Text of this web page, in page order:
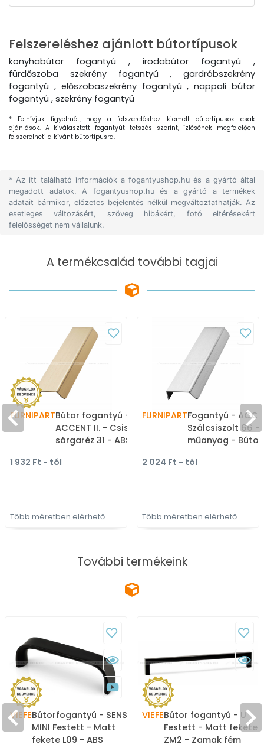
Felszereléshez ajánlott bútortípusok
konyhabútor fogantyú , irodabútor fogantyú ,
fürdőszoba szekrény fogantyú , gardróbszekrény
fogantyú , előszobaszekrény fogantyú , nappali bútor
fogantyú , szekrény fogantyú
* Felhívjuk figyelmét, hogy a felszereléshez kiemelt bútortípusok csak
ajánlások. A kiválasztott fogantyút tetszés szerint, ízlésének megfelelően
felszerelheti a kívánt bútortípusra.
* Az itt található információk a fogantyushop.hu és a gyártó által
megadott adatok. A fogantyushop.hu és a gyártó a termékek
adatait bármikor, előzetes bejelentés nélkül megváltoztathatják. Az
esetleges változásért, szöveg hibákért, fotó eltérésekért
felelősséget nem vállalunk.
A termékcsalád további tagjai
FURNIPARTBútor fogantyú -
ACCENT II. - Csiszolt
sárgaréz 31 - ABS
élére ültethető színes
1 932 Ft - tól
Több méretben elérhető
FURNIPARTFogantyú -
Szálcsiszolt 66 -
műanyag -
fogantyú
2 024 Ft - tól
Több méretben elérhető
További termékeink
VIEFEBútorfogantyú - SENSE
MINI Festett - Matt
fekete L09 - ABS
VIEFEBútor fogantyú - U
Festett - Matt fekete
ZM2 - Zamak fém